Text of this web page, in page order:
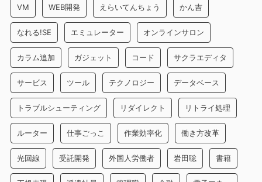
VM WEB開発 えらいてんちょう かん吉
なれる!SE エミュレーター オンラインサロン
カラム追加 ガジェット コード サクラエディタ
サービス ツール テクノロジー データベース
トラブルシューティング リダイレクト リトライ処理
ルーター 仕事ごっこ 作業効率化 働き方改革
光回線 受託開発 外国人労働者 岩田聡 書籍